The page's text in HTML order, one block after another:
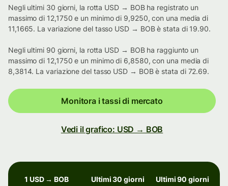
Negli ultimi 30 giorni, la rotta USD → BOB ha registrato un
massimo di 12,1750 e un minimo di 9,9250, con una media di
11,1665. La variazione del tasso USD → BOB è stata di 19.90.
Negli ultimi 90 giorni, la rotta USD → BOB ha raggiunto un
massimo di 12,1750 e un minimo di 6,8580, con una media di
8,3814. La variazione del tasso USD → BOB è stata di 72.69.
Monitora i tassi di mercato
Vedi il grafico: USD → BOB
1 USD → BOB Ultimi 30 giorni Ultimi 90 giorni